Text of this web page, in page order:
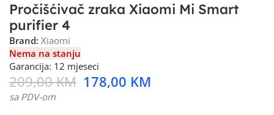
Pročišćivač zraka Xiaomi Mi Smart
purifier 4
Brand: Xiaomi
Nema na stanju
Garancija: 12 mjeseci
209,00KM 178,00 KM
sa PDV-om